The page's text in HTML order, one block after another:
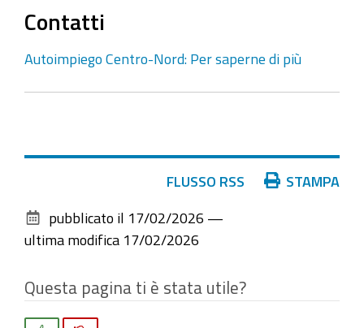
Contatti
Autoimpiego Centro-Nord: Per saperne di più
documento
FLUSSO RSS STAMPA
pubblicato il 17/02/2026 —
ultima modifica 17/02/2026
Questa pagina ti è stata utile?